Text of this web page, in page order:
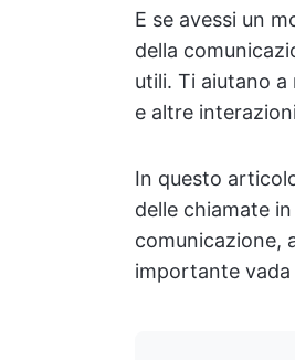
E se avessi un
della
utili. Ti aiutano
e altre
In questo
delle chiamate
comunicazione,
importante vada